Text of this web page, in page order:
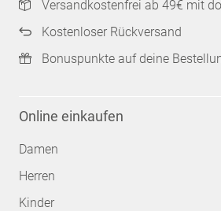
Versandkostenfrei ab 49€ mit
Kostenloser Rückversand
Bonuspunkte auf deine
Online einkaufen
Damen
Herren
Kinder